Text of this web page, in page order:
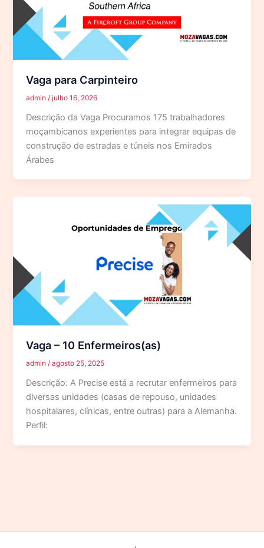
Vaga para Carpinteiro
admin /julho 16, 2026
Descrição da Vaga Procuramos 175 trabalhadores
moçambicanos experientes para integrar equipas de
construção de estradas e túneis nos Emirados
Árabes
Vaga – 10 Enfermeiros(as)
admin/agosto 25, 2025
Descrição: A Precise está a recrutar enfermeiros para
diversas unidades (casas de repouso, unidades
hospitalares, clínicas, entre outras) para a Alemanha.
Perfil: